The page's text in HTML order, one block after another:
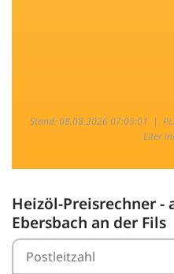
Stand: 08.08.2026 07:05:01 |
Liter
Heizöl-Preisrechner
Ebersbach an der Fils